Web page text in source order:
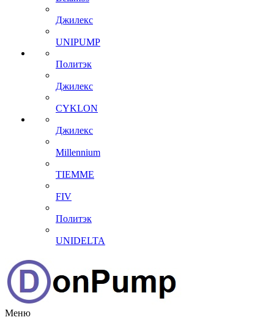
Джилекс
UNIPUMP
Политэк
Джилекс
CYKLON
Джилекс
Millennium
TIEMME
FIV
Политэк
UNIDELTA
Меню